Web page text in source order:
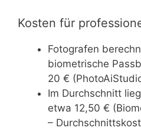
Kosten für
Fotografen
biometrische
20 €
Im Durchschnitt
etwa 12,50 €
–